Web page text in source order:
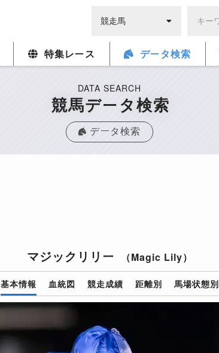
特集レース データ検索
DATA SEARCH
競馬データ検索
データ検索
マジックリリー （Magic Lily）
基本情報 血統図 競走成績 距離別 馬場状態別